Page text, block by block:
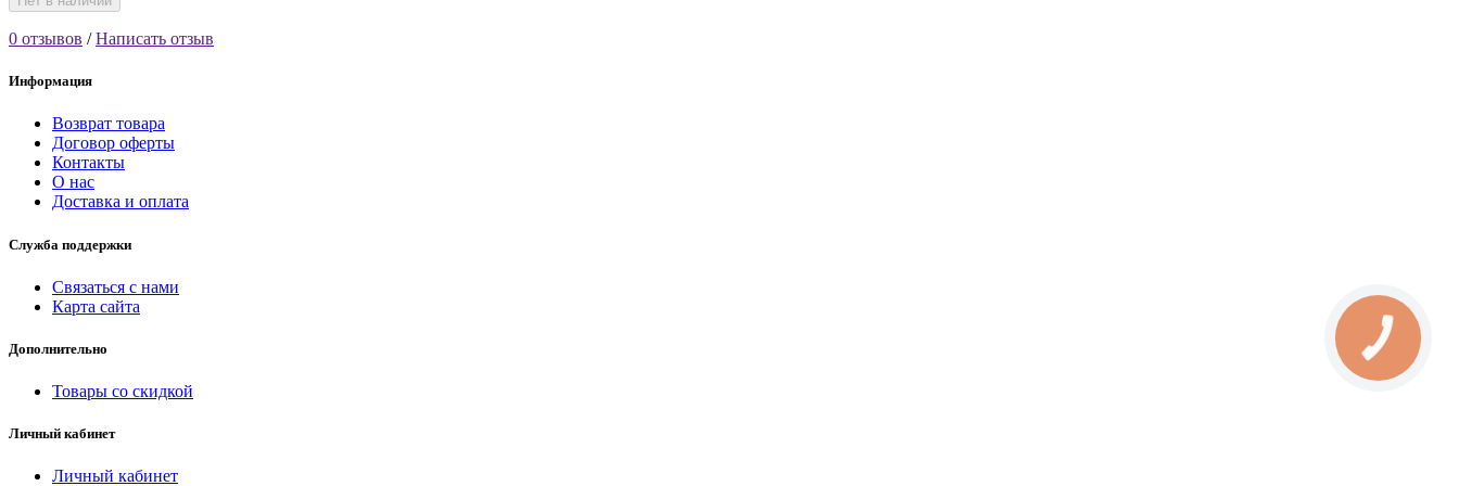
0 отзывов /Написать отзыв
Информация
Возврат товара
Договор оферты
Контакты
О нас
Доставка и оплата
Служба поддержки
Связаться с нами
Карта сайта
Дополнительно
Товары со скидкой
Личный кабинет
Личный кабинет